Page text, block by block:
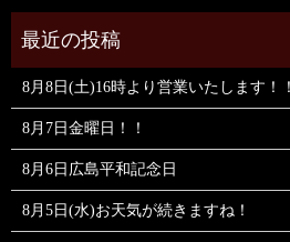
8月8日(土)16時より営業いたします！！
8月7日金曜日！！
8月6日広島平和記念日
8月5日(水)お天気が続きますね！